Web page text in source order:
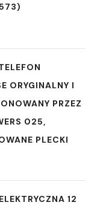
ORYGINALNY I
PRZEZ
025,
PLECKI
12